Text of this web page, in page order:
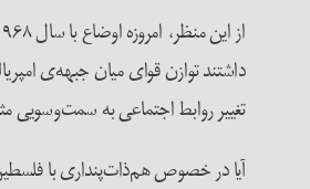
داشتند توازن قوای میان جبهه‌ی
تغییر روابط اجتماعی به
آیا در خصوص هم‌ذات‌پنداری با